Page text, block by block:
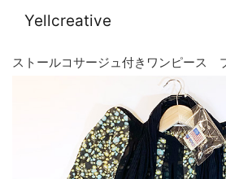
Yellcreative
ストールコサージュ付きワンピース